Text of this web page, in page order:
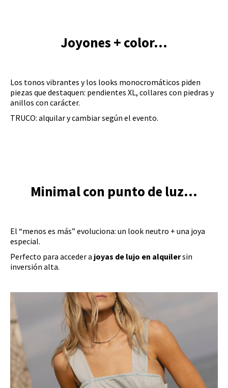
Joyones + color...
Los tonos vibrantes y los looks monocromáticos piden
piezas que destaquen: pendientes XL, collares con piedras y
anillos con carácter.
TRUCO: alquilar y cambiar según el evento.
Minimal con punto de luz...
El “menos es más” evoluciona: un look neutro + una joya
especial.
Perfecto para acceder a joyas de lujo en alquilersin
inversión alta.